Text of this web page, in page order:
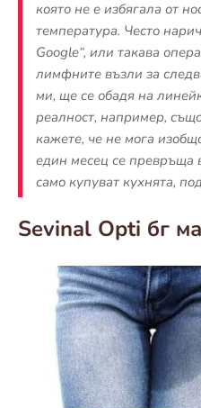
която не е избягала от
температура. Често
Google“, или такава
лимфните възли за
ми, ще се обадя на
реалност, например,
кажете, че не мога
един месец се превръща
само купуват кухнята,
Sevinal Opti бг